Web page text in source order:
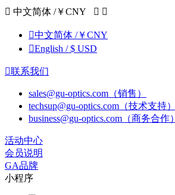
 中文简体 /￥CNY  
中文简体 /￥CNY
English / $ USD
联系我们
sales@gu-optics.com（销售）
techsup@gu-optics.com（技术支持）
business@gu-optics.com（商务合作）
活动中心
会员说明
GA品牌
小程序